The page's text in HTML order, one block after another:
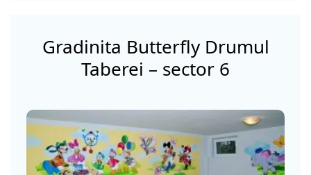
Gradinita Butterfly Drumul
Taberei – sector 6